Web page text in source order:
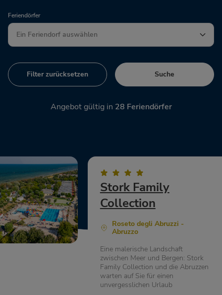
Feriendörfer
Filter zurücksetzen Suche
Angebot gültig in 28 Feriendörfer
Stork Family
Collection
Roseto degli Abruzzi -
Abruzzo
Eine malerische Landschaft
zwischen Meer und Bergen: Stork
Family Collection und die Abruzzen
warten auf Sie für einen
unvergesslichen Urlaub